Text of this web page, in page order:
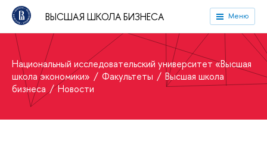
ВЫСШАЯ ШКОЛА БИЗНЕСА Меню
Национальный исследовательский университет «Высшая
школа экономики»
Факультеты
Высшая школа
бизнеса
Новости